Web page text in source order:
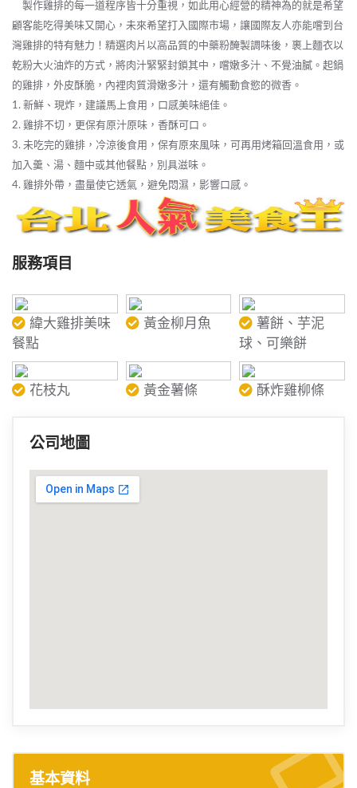
製作雞排的每一道程序皆十分重視，如此用心經營的精神為的就是希望
顧客能吃得美味又開心，未來希望打入國際市場，讓國際友人亦能嚐到台
灣雞排的特有魅力！精選肉片以高品質的中藥粉醃製調味後，裹上麵衣以
乾粉大火油炸的方式，將肉汁緊緊封鎖其中，嚐嫩多汁、不覺油膩。起鍋
的雞排，外皮酥脆，內裡肉質滑嫩多汁，還有觸動食慾的微香。
1. 新鮮、現炸，建議馬上食用，口感美味絕佳。
2. 雞排不切，更保有原汁原味，香酥可口。
3. 未吃完的雞排，冷涼後食用，保有原來風味，可再用烤箱回溫食用，或
加入羹、湯、麵中或其他餐點，別具滋味。
4. 雞排外帶，盡量使它透氣，避免悶濕，影響口感。
服務項目
緯大雞排美味
餐點
黃金柳月魚
薯餅、芋泥
球、可樂餅
花枝丸 黃金薯條 酥炸雞柳條
公司地圖
基本資料